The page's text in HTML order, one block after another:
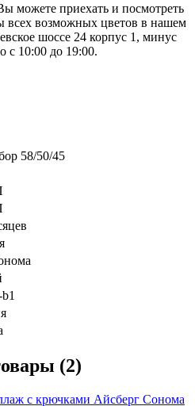
можете приехать и посмотреть
всех возможных цветов в нашем
шоссе 24 корпус 1, минус
с 10:00 до 19:00.
58/50/45
(2)